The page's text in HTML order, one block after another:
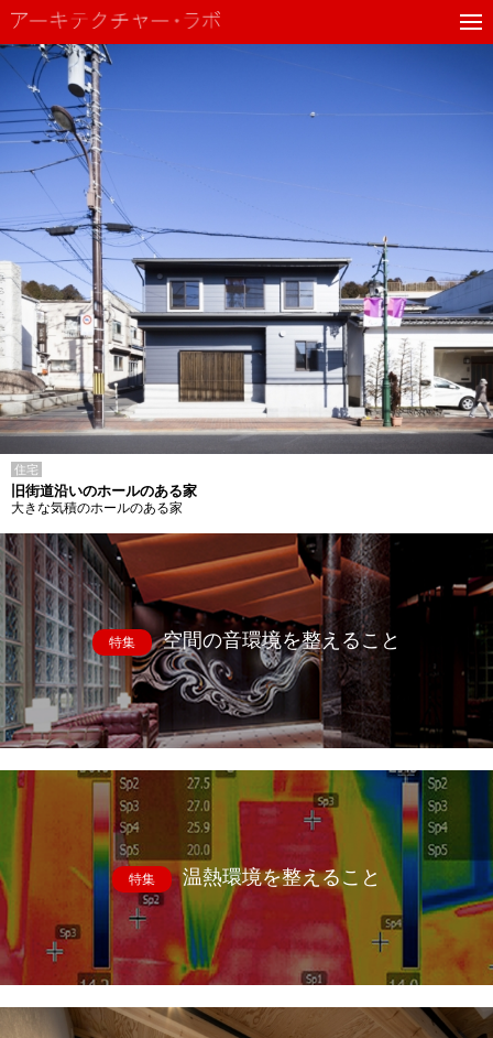
住宅
旧街道沿いのホールのある家
大きな気積のホールのある家
特集 空間の音環境を整えること
特集 温熱環境を整えること